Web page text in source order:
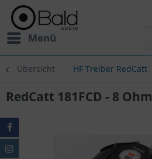
Menü
Übersicht HF Treiber RedCatt
RedCatt 181FCD - 8 Ohm